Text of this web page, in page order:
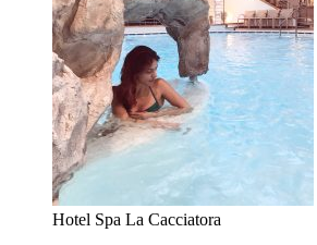
Hotel Spa La Cacciatora